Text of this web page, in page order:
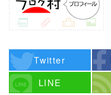
Twitter
LINE